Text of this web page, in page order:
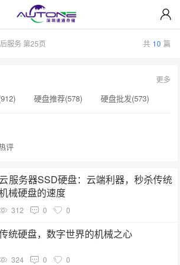
服务 第25页 共 10 篇
硬盘推荐(578)
硬盘批发(573)
希捷硬盘(471)
硬盘选购指南(237)
企业级NAS存储(189)
二手硬盘(153)
硬盘代理商(153)
更多
评
云服务器SSD硬盘：云端利器，秒杀传统
械硬盘的速度
312 0 0
统硬盘，数字世界的机械之心
324 0 0